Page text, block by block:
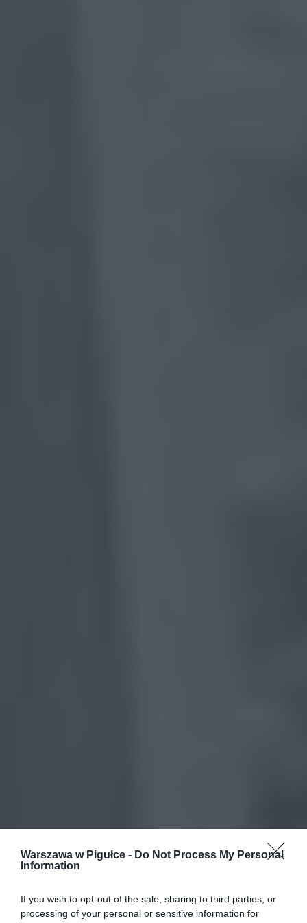
Warszawa w Pigułce - Do Not Process My Personal
Information
If you wish to opt-out of the sale, sharing to third parties, or
processing of your personal or sensitive information for